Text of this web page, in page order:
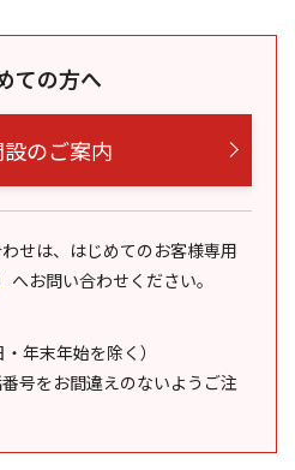
ての方へ
のご案内
せは、はじめてのお客様専用
へお問い合わせください。
年末年始を除く）
号をお間違えのないようご注